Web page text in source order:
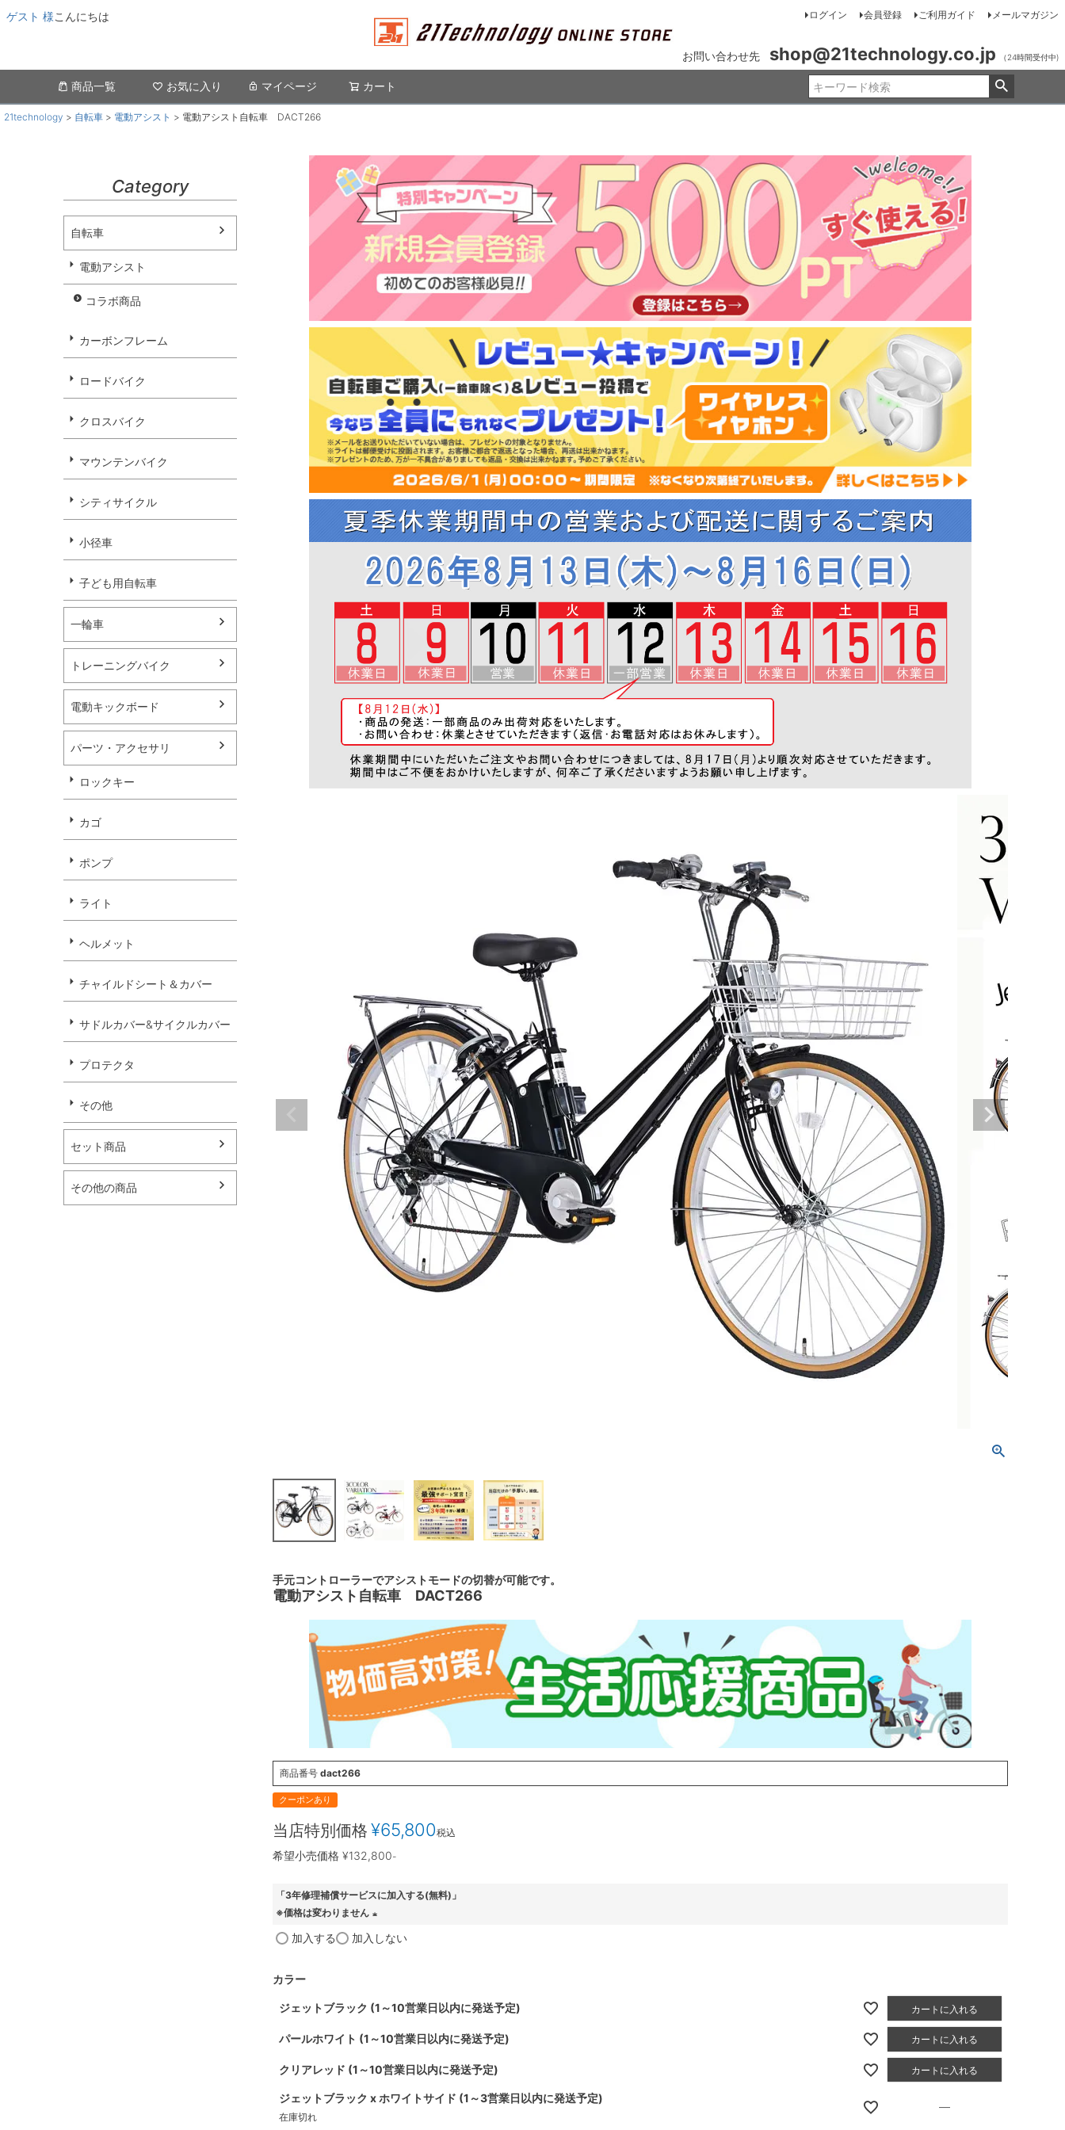
ゲスト 様こんにちは ログイン 会員登録 ご利用ガイド メールマガジン
お問い合わせ先 shop@21technology.co.jp （24時間受付中)
商品一覧 お気に入り マイページ カート
21technology 自転車 電動アシスト 電動アシスト自転車 DACT266
Category
自転車
電動アシスト
コラボ商品
カーボンフレーム
ロードバイク
クロスバイク
マウンテンバイク
シティサイクル
小径車
子ども用自転車
一輪車
トレーニングバイク
電動キックボード
パーツ・アクセサリ
ロックキー
カゴ
ポンプ
ライト
ヘルメット
チャイルドシート＆カバー
サドルカバー&サイクルカバー
プロテクタ
その他
セット商品
その他の商品
手元コントローラーでアシストモードの切替が可能です。
電動アシスト自転車 DACT266
商品番号 dact266
クーポンあり
希望小売価格 ¥132,800-
当店特別価格 ¥65,800税込
「3年修理補償サービスに加入する(無料)」
※価格は変わりません
加入する 加入しない
カラー
ジェットブラック (1～10営業日以内に発送予定) カートに入れる
パールホワイト (1～10営業日以内に発送予定) カートに入れる
クリアレッド (1～10営業日以内に発送予定) カートに入れる
ジェットブラック x ホワイトサイド (1～3営業日以内に発送予定)
在庫切れ
—